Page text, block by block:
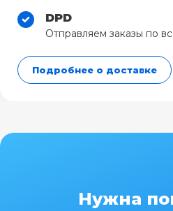
DPD
Отправляем заказы по
Подробнее о доставке
Нужна